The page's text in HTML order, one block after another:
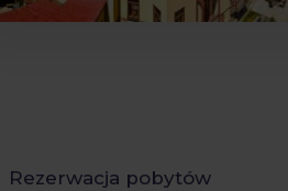
Rezerwacja pobytów